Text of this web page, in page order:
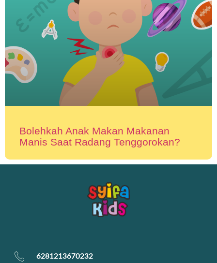
Bolehkah Anak Makan Makanan
Manis Saat Radang Tenggorokan?
6281213670232